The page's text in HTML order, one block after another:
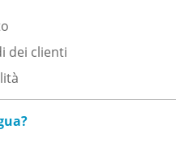
dei clienti